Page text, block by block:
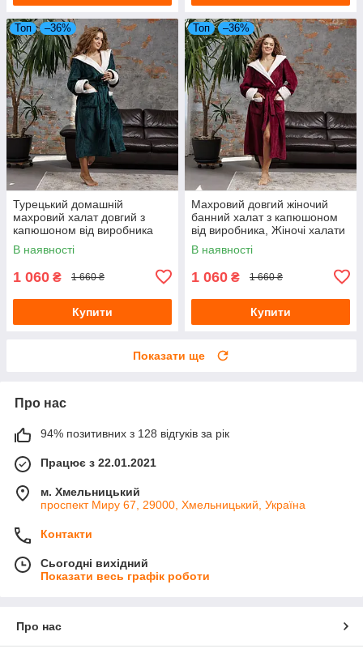
Топ –36%
Турецький домашній
махровий халат довгий з
капюшоном від виробника
смарагдовий, Банні халати
В наявності
1 060 ₴ 1 660 ₴
Купити
Топ –36%
Махровий довгий жіночий
банний халат з капюшоном
від виробника, Жіночі халати
Туреччина
В наявності
1 060 ₴ 1 660 ₴
Купити
Показати ще
Про нас
94% позитивних з 128 відгуків за рік
Працює з 22.01.2021
м. Хмельницький
проспект Миру 67, 29000, Хмельницький, Україна
Контакти
Сьогодні вихідний
Показати весь графік роботи
Про нас